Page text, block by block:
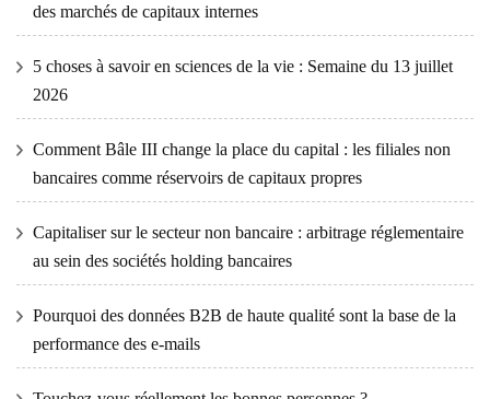
des marchés de capitaux internes
5 choses à savoir en sciences de la vie : Semaine du 13 juillet
2026
Comment Bâle III change la place du capital : les filiales non
bancaires comme réservoirs de capitaux propres
Capitaliser sur le secteur non bancaire : arbitrage réglementaire
au sein des sociétés holding bancaires
Pourquoi des données B2B de haute qualité sont la base de la
performance des e-mails